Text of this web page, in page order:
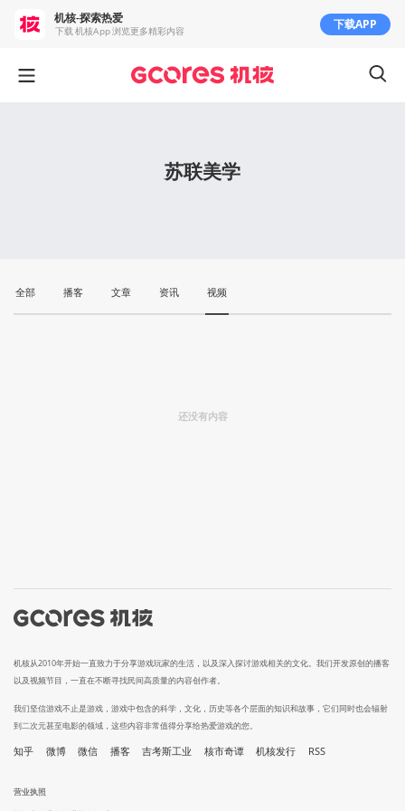
苏联美学
全部 播客 文章 资讯 视频
还没有内容
机核从2010年开始一直致力于分享游戏玩家的生活，以及深入探讨游戏相关的文化。我们开发原创的播客
以及视频节目，一直在不断寻找民间高质量的内容创作者。
我们坚信游戏不止是游戏，游戏中包含的科学，文化，历史等各个层面的知识和故事，它们同时也会辐射
到二次元甚至电影的领域，这些内容非常值得分享给热爱游戏的您。
知乎 微博 微信 播客 吉考斯工业 核市奇谭 机核发行 RSS
营业执照
机核-探索热爱
下载 机核App 浏览更多精彩内容 下载APP